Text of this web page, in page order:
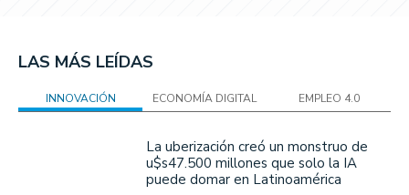
LAS MÁS LEÍDAS
INNOVACIÓN ECONOMÍA DIGITAL EMPLEO 4.0
La uberización creó un monstruo de
u$s47.500 millones que solo la IA
puede domar en Latinoamérica